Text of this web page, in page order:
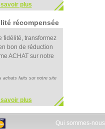
savoir plus
récompensée
fidélité, transformez
bon de réduction
ACHAT sur notre
achats faits sur notre site
savoir plus
Qui sommes-nous